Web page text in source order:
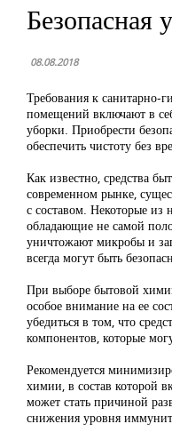
Безопасная
08.08.2018
Требования к санитарно-
помещений включают в
уборки. Приобрести
обеспечить чистоту без
Как известно, средства
современном рынке,
с составом. Некоторые из
обладающие не самой
уничтожают микробы и
всегда могут быть
При выборе бытовой
особое внимание на ее
убедиться в том, что
компонентов, которые
Рекомендуется
химии, в состав которой
может стать причиной
снижения уровня